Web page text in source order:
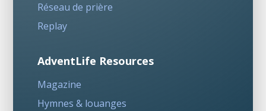
Réseau de prière
Replay
AdventLife Resources
Magazine
Hymnes & louanges